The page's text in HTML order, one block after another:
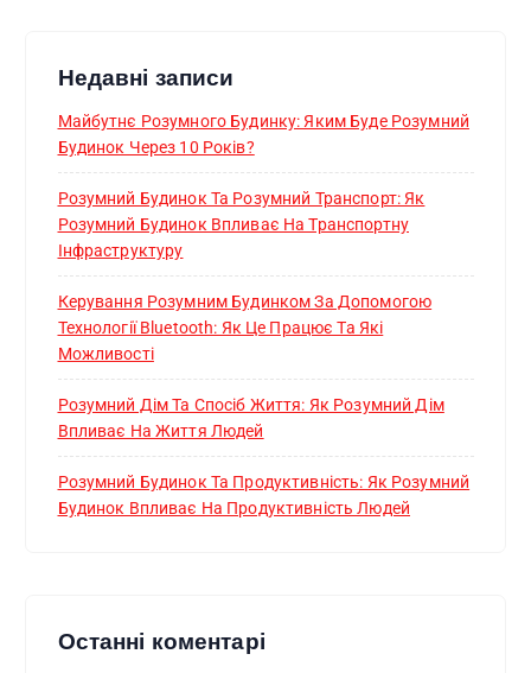
Недавні записи
Майбутнє Розумного Будинку: Яким Буде Розумний
Будинок Через 10 Років?
Розумний Будинок Та Розумний Транспорт: Як
Розумний Будинок Впливає На Транспортну
Інфраструктуру
Керування Розумним Будинком За Допомогою
Технології Bluetooth: Як Це Працює Та Які
Можливості
Розумний Дім Та Спосіб Життя: Як Розумний Дім
Впливає На Життя Людей
Розумний Будинок Та Продуктивність: Як Розумний
Будинок Впливає На Продуктивність Людей
Останні коментарі